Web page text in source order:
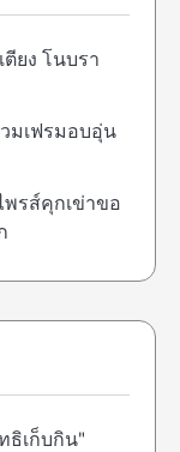
ตียง โนบรา
มเฟรมอบอุ่น
พรส์คุกเข่าขอ
ธิเก็บกิน"